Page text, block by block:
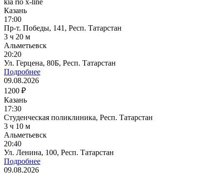
Казань
17:00
Пр-т. Победы, 141, Респ. Татарстан
3 ч 20 м
Альметьевск
20:20
Ул. Герцена, 80Б, Респ. Татарстан
Подробнее
09.08.2026
1200 ₽
Казань
17:30
Студенческая поликлиника, Респ. Татарстан
3 ч 10 м
Альметьевск
20:40
Ул. Ленина, 100, Респ. Татарстан
Подробнее
09.08.2026